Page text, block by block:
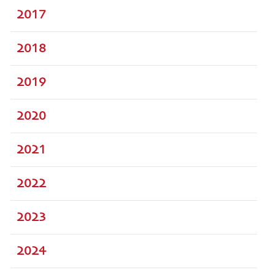
2017
2018
2019
2020
2021
2022
2023
2024